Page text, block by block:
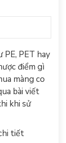
PE, PET hay
điểm gì
màng co
bài viết
khi sử
tiết